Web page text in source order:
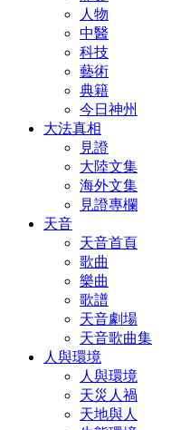
人物
中醫
科技
藝術
典籍
今日神州
大法真相
見證
大陸文集
海外文集
見證專欄
天音
天音首頁
歌曲
樂曲
歌譜
天音劇場
天音歌曲集
人與環境
人與環境
天災人禍
天地與人